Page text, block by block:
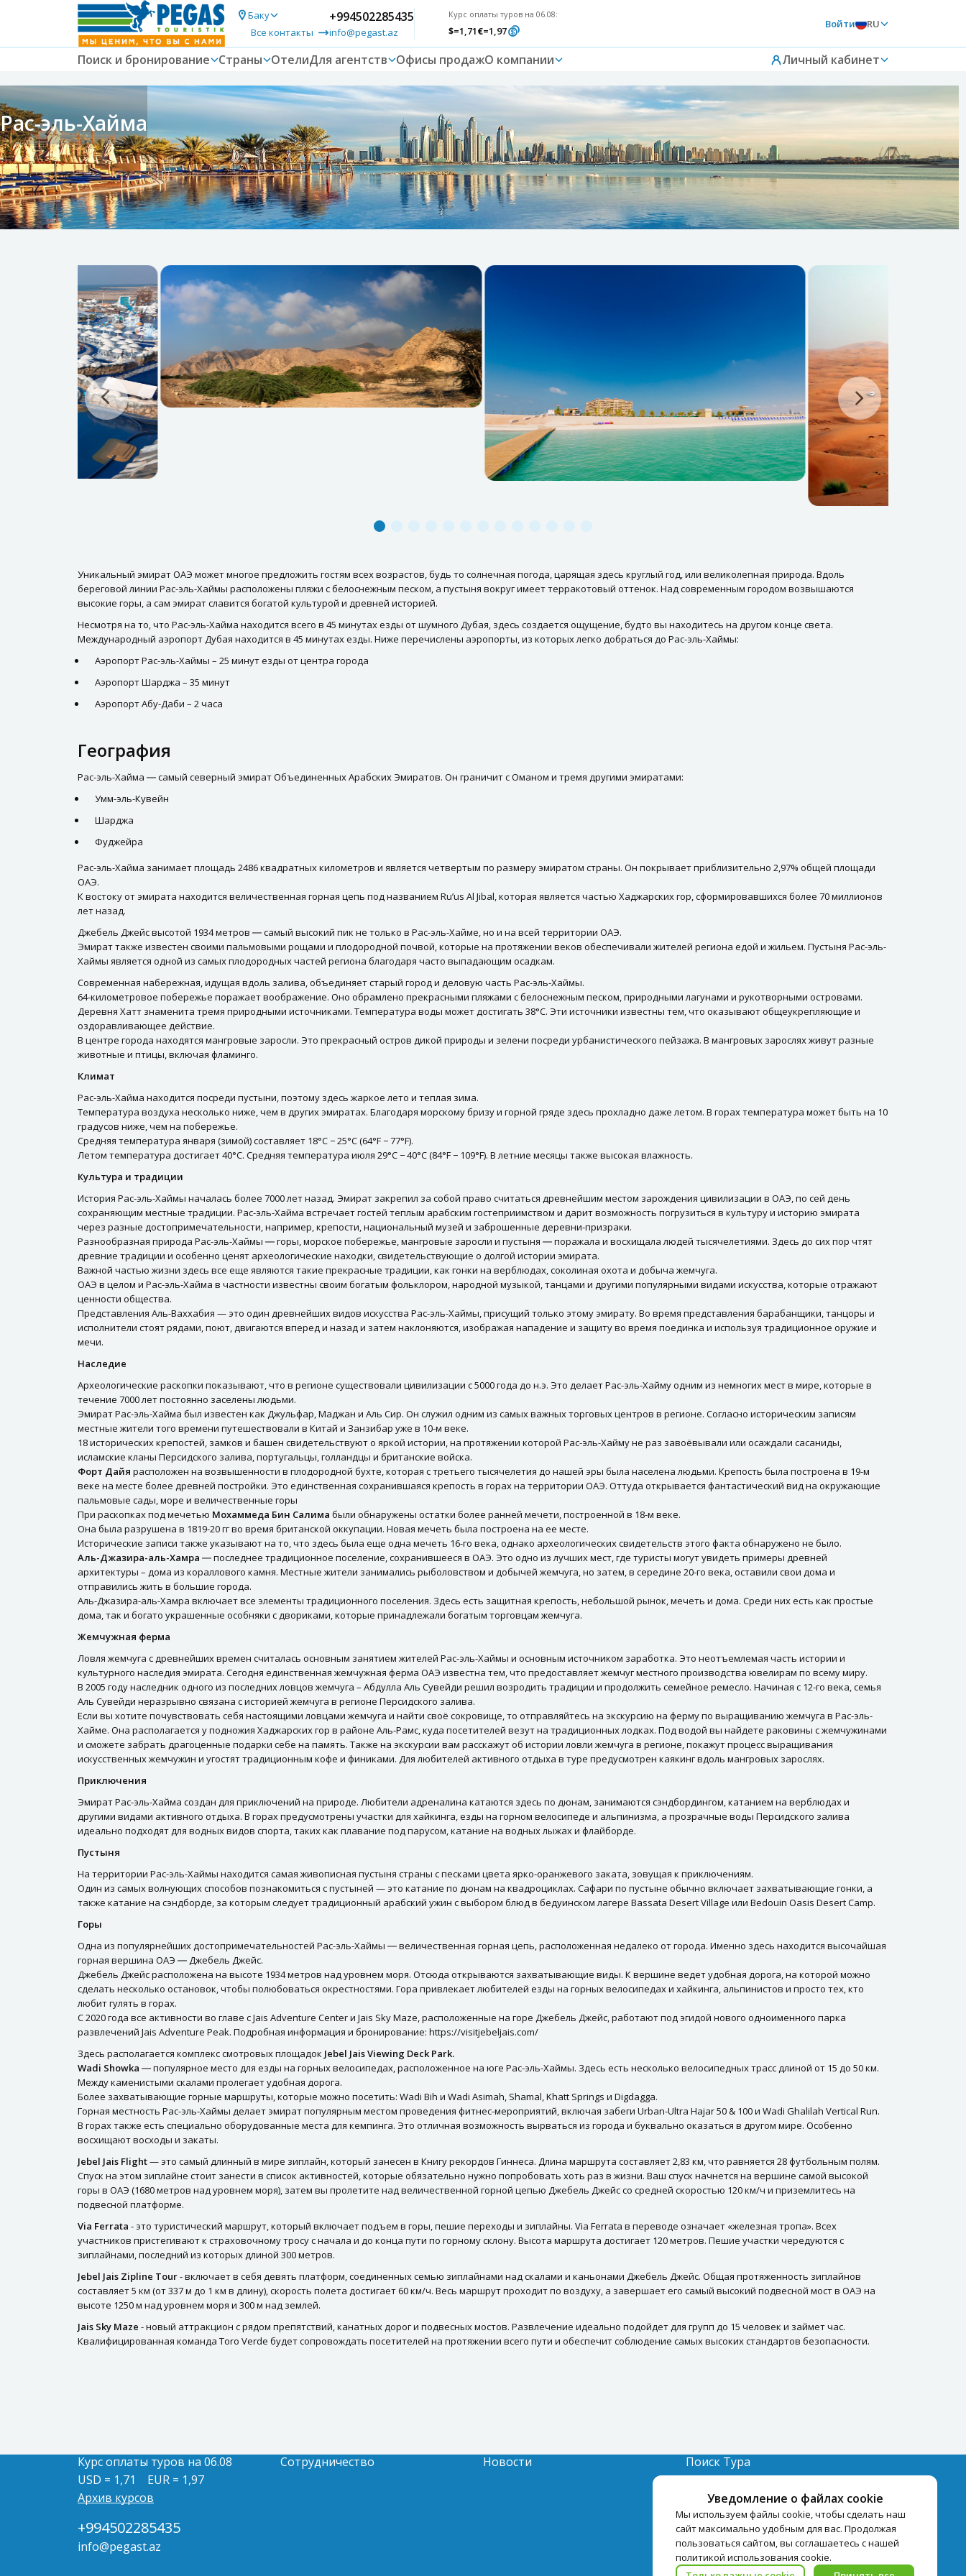
Баку
Все контакты
+994502285435
info@pegast.az
Курс оплаты туров на 06.08:
$=1,71€=1,97
Войти RU
Поиск и бронирование Страны ОтелиДля агентств Офисы продажО компании Личный кабинет
Рас-эль-Хайма
Уникальный эмират ОАЭ может многое предложить гостям всех возрастов, будь то солнечная погода, царящая здесь круглый год, или великолепная природа. Вдоль
береговой линии Рас-эль-Хаймы расположены пляжи с белоснежным песком, а пустыня вокруг имеет терракотовый оттенок. Над современным городом возвышаются
высокие горы, а сам эмират славится богатой культурой и древней историей.
Несмотря на то, что Рас-эль-Хайма находится всего в 45 минутах езды от шумного Дубая, здесь создается ощущение, будто вы находитесь на другом конце света.
Международный аэропорт Дубая находится в 45 минутах езды. Ниже перечислены аэропорты, из которых легко добраться до Рас-эль-Хаймы:
Аэропорт Рас-эль-Хаймы – 25 минут езды от центра города
Аэропорт Шарджа – 35 минут
Аэропорт Абу-Даби – 2 часа
География
Рас-эль-Хайма ― самый северный эмират Объединенных Арабских Эмиратов. Он граничит с Оманом и тремя другими эмиратами:
Умм-эль-Кувейн
Шарджа
Фуджейра
Рас-эль-Хайма занимает площадь 2486 квадратных километров и является четвертым по размеру эмиратом страны. Он покрывает приблизительно 2,97% общей площади
ОАЭ.
К востоку от эмирата находится величественная горная цепь под названием Ru’us Al Jibal, которая является частью Хаджарских гор, сформировавшихся более 70 миллионов
лет назад.
Джебель Джейс высотой 1934 метров ― самый высокий пик не только в Рас-эль-Хайме, но и на всей территории ОАЭ.
Эмират также известен своими пальмовыми рощами и плодородной почвой, которые на протяжении веков обеспечивали жителей региона едой и жильем. Пустыня Рас-эль-
Хаймы является одной из самых плодородных частей региона благодаря часто выпадающим осадкам.
Современная набережная, идущая вдоль залива, объединяет старый город и деловую часть Рас-эль-Хаймы.
64-километровое побережье поражает воображение. Оно обрамлено прекрасными пляжами с белоснежным песком, природными лагунами и рукотворными островами.
Деревня Хатт знаменита тремя природными источниками. Температура воды может достигать 38°C. Эти источники известны тем, что оказывают общеукрепляющие и
оздоравливающее действие.
В центре города находятся мангровые заросли. Это прекрасный остров дикой природы и зелени посреди урбанистического пейзажа. В мангровых зарослях живут разные
животные и птицы, включая фламинго.
Климат
Рас-эль-Хайма находится посреди пустыни, поэтому здесь жаркое лето и теплая зима.
Температура воздуха несколько ниже, чем в других эмиратах. Благодаря морскому бризу и горной гряде здесь прохладно даже летом. В горах температура может быть на 10
градусов ниже, чем на побережье.
Средняя температура января (зимой) составляет 18°C − 25°C (64°F − 77°F).
Летом температура достигает 40°C. Средняя температура июля 29°C − 40°C (84°F − 109°F). В летние месяцы также высокая влажность.
Культура и традиции
История Рас-эль-Хаймы началась более 7000 лет назад. Эмират закрепил за собой право считаться древнейшим местом зарождения цивилизации в ОАЭ, по сей день
сохраняющим местные традиции. Рас-эль-Хайма встречает гостей теплым арабским гостеприимством и дарит возможность погрузиться в культуру и историю эмирата
через разные достопримечательности, например, крепости, национальный музей и заброшенные деревни-призраки.
Разнообразная природа Рас-эль-Хаймы ― горы, морское побережье, мангровые заросли и пустыня ― поражала и восхищала людей тысячелетиями. Здесь до сих пор чтят
древние традиции и особенно ценят археологические находки, свидетельствующие о долгой истории эмирата.
Важной частью жизни здесь все еще являются такие прекрасные традиции, как гонки на верблюдах, соколиная охота и добыча жемчуга.
ОАЭ в целом и Рас-эль-Хайма в частности известны своим богатым фольклором, народной музыкой, танцами и другими популярными видами искусства, которые отражают
ценности общества.
Представления Аль-Ваххабия — это один древнейших видов искусства Рас-эль-Хаймы, присущий только этому эмирату. Во время представления барабанщики, танцоры и
исполнители стоят рядами, поют, двигаются вперед и назад и затем наклоняются, изображая нападение и защиту во время поединка и используя традиционное оружие и
мечи.
Наследие
Археологические раскопки показывают, что в регионе существовали цивилизации с 5000 года до н.э. Это делает Рас-эль-Хайму одним из немногих мест в мире, которые в
течение 7000 лет постоянно заселены людьми.
Эмират Рас-эль-Хайма был известен как Джульфар, Маджан и Аль Сир. Он служил одним из самых важных торговых центров в регионе. Согласно историческим записям
местные жители того времени путешествовали в Китай и Занзибар уже в 10-м веке.
18 исторических крепостей, замков и башен свидетельствуют о яркой истории, на протяжении которой Рас-эль-Хайму не раз завоёвывали или осаждали сасаниды,
исламские кланы Персидского залива, португальцы, голландцы и британские войска.
Форт Дайя расположен на возвышенности в плодородной бухте, которая с третьего тысячелетия до нашей эры была населена людьми. Крепость была построена в 19-м
веке на месте более древней постройки. Это единственная сохранившаяся крепость в горах на территории ОАЭ. Оттуда открывается фантастический вид на окружающие
пальмовые сады, море и величественные горы
При раскопках под мечетью Мохаммеда Бин Салима были обнаружены остатки более ранней мечети, построенной в 18-м веке.
Она была разрушена в 1819-20 гг во время британской оккупации. Новая мечеть была построена на ее месте.
Исторические записи также указывают на то, что здесь была еще одна мечеть 16-го века, однако археологических свидетельств этого факта обнаружено не было.
Аль-Джазира-аль-Хамра ― последнее традиционное поселение, сохранившееся в ОАЭ. Это одно из лучших мест, где туристы могут увидеть примеры древней
архитектуры – дома из кораллового камня. Местные жители занимались рыболовством и добычей жемчуга, но затем, в середине 20-го века, оставили свои дома и
отправились жить в большие города.
Аль-Джазира-аль-Хамра включает все элементы традиционного поселения. Здесь есть защитная крепость, небольшой рынок, мечеть и дома. Среди них есть как простые
дома, так и богато украшенные особняки с двориками, которые принадлежали богатым торговцам жемчуга.
Жемчужная ферма
Ловля жемчуга с древнейших времен считалась основным занятием жителей Рас-эль-Хаймы и основным источником заработка. Это неотъемлемая часть истории и
культурного наследия эмирата. Сегодня единственная жемчужная ферма ОАЭ известна тем, что предоставляет жемчуг местного производства ювелирам по всему миру.
В 2005 году наследник одного из последних ловцов жемчуга – Абдулла Аль Сувейди решил возродить традиции и продолжить семейное ремесло. Начиная с 12-го века, семья
Аль Сувейди неразрывно связана с историей жемчуга в регионе Персидского залива.
Если вы хотите почувствовать себя настоящими ловцами жемчуга и найти своё сокровище, то отправляйтесь на экскурсию на ферму по выращиванию жемчуга в Рас-эль-
Хайме. Она располагается у подножия Хаджарских гор в районе Аль-Рамс, куда посетителей везут на традиционных лодках. Под водой вы найдете раковины с жемчужинами
и сможете забрать драгоценные подарки себе на память. Также на экскурсии вам расскажут об истории ловли жемчуга в регионе, покажут процесс выращивания
искусственных жемчужин и угостят традиционным кофе и финиками. Для любителей активного отдыха в туре предусмотрен каякинг вдоль мангровых зарослях.
Приключения
Эмират Рас-эль-Хайма создан для приключений на природе. Любители адреналина катаются здесь по дюнам, занимаются сэндбордингом, катанием на верблюдах и
другими видами активного отдыха. В горах предусмотрены участки для хайкинга, езды на горном велосипеде и альпинизма, а прозрачные воды Персидского залива
идеально подходят для водных видов спорта, таких как плавание под парусом, катание на водных лыжах и флайборде.
Пустыня
На территории Рас-эль-Хаймы находится самая живописная пустыня страны с песками цвета ярко-оранжевого заката, зовущая к приключениям.
Один из самых волнующих способов познакомиться с пустыней — это катание по дюнам на квадроциклах. Сафари по пустыне обычно включает захватывающие гонки, а
также катание на сэндборде, за которым следует традиционный арабский ужин с выбором блюд в бедуинском лагере Bassata Desert Village или Bedouin Oasis Desert Camp.
Горы
Одна из популярнейших достопримечательностей Рас-эль-Хаймы ― величественная горная цепь, расположенная недалеко от города. Именно здесь находится высочайшая
горная вершина ОАЭ ― Джебель Джейс.
Джебель Джейс расположена на высоте 1934 метров над уровнем моря. Отсюда открываются захватывающие виды. К вершине ведет удобная дорога, на которой можно
сделать несколько остановок, чтобы полюбоваться окрестностями. Гора привлекает любителей езды на горных велосипедах и хайкинга, альпинистов и просто тех, кто
любит гулять в горах.
С 2020 года все активности во главе с Jais Adventure Center и Jais Sky Maze, расположенные на горе Джебель Джейс, работают под эгидой нового одноименного парка
развлечений Jais Adventure Peak. Подробная информация и бронирование: https://visitjebeljais.com/
Здесь располагается комплекс смотровых площадок Jebel Jais Viewing Deck Park.
Wadi Showka ― популярное место для езды на горных велосипедах, расположенное на юге Рас-эль-Хаймы. Здесь есть несколько велосипедных трасс длиной от 15 до 50 км.
Между каменистыми скалами пролегает удобная дорога.
Более захватывающие горные маршруты, которые можно посетить: Wadi Bih и Wadi Asimah, Shamal, Khatt Springs и Digdagga.
Горная местность Рас-эль-Хаймы делает эмират популярным местом проведения фитнес-мероприятий, включая забеги Urban-Ultra Hajar 50 & 100 и Wadi Ghalilah Vertical Run.
В горах также есть специально оборудованные места для кемпинга. Это отличная возможность вырваться из города и буквально оказаться в другом мире. Особенно
восхищают восходы и закаты.
Jebel Jais Flight— это самый длинный в мире зиплайн, который занесен в Книгу рекордов Гиннеса. Длина маршрута составляет 2,83 км, что равняется 28 футбольным полям.
Спуск на этом зиплайне стоит занести в список активностей, которые обязательно нужно попробовать хоть раз в жизни. Ваш спуск начнется на вершине самой высокой
горы в ОАЭ (1680 метров над уровнем моря), затем вы пролетите над величественной горной цепью Джебель Джейс со средней скоростью 120 км/ч и приземлитесь на
подвесной платформе.
Via Ferrata - это туристический маршрут, который включает подъем в горы, пешие переходы и зиплайны. Via Ferrata в переводе означает «железная тропа». Всех
участников пристегивают к страховочному тросу с начала и до конца пути по горному склону. Высота маршрута достигает 120 метров. Пешие участки чередуются с
зиплайнами, последний из которых длиной 300 метров.
Jebel Jais Zipline Tour- включает в себя девять платформ, соединенных семью зиплайнами над скалами и каньонами Джебель Джейс. Общая протяженность зиплайнов
составляет 5 км (от 337 м до 1 км в длину), скорость полета достигает 60 км/ч. Весь маршрут проходит по воздуху, а завершает его самый высокий подвесной мост в ОАЭ на
высоте 1250 м над уровнем моря и 300 м над землей.
Jais Sky Maze - новый аттракцион с рядом препятствий, канатных дорог и подвесных мостов. Развлечение идеально подойдет для групп до 15 человек и займет час.
Квалифицированная команда Toro Verde будет сопровождать посетителей на протяжении всего пути и обеспечит соблюдение самых высоких стандартов безопасности.
Уведомление о файлах cookie
Мы используем файлы cookie, чтобы сделать наш
сайт максимально удобным для вас. Продолжая
пользоваться сайтом, вы соглашаетесь с нашей
политикой использования cookie.
Курс оплаты туров на 06.08
USD = 1,71
EUR = 1,97
Архив курсов
+994502285435
info@pegast.az
Сотрудничество Новости
Поиск Тура
Отели